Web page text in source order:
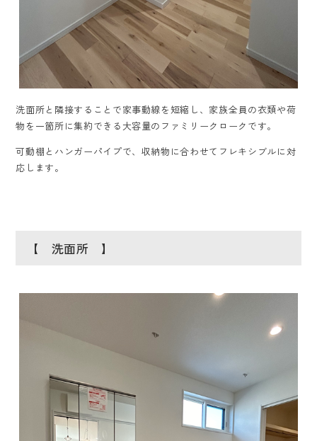
洗面所と隣接することで家事動線を短縮し、家族全員の衣類や荷
物を一箇所に集約できる大容量のファミリークロークです。
可動棚とハンガーパイプで、収納物に合わせてフレキシブルに対
応します。
【 洗面所 】